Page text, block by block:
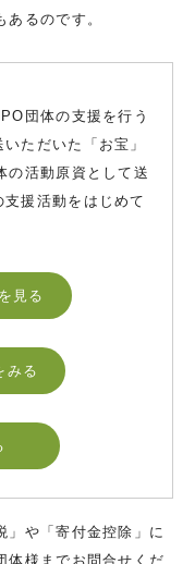
るのです。
団体の支援を行う
ただいた「お宝」
の活動原資として送
援活動をはじめて
見る
みる
や「寄付金控除」に
体様までお問合せくだ